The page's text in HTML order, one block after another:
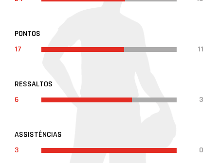
PONTOS
17
11
RESSALTOS
6
3
ASSISTÊNCIAS
3
0